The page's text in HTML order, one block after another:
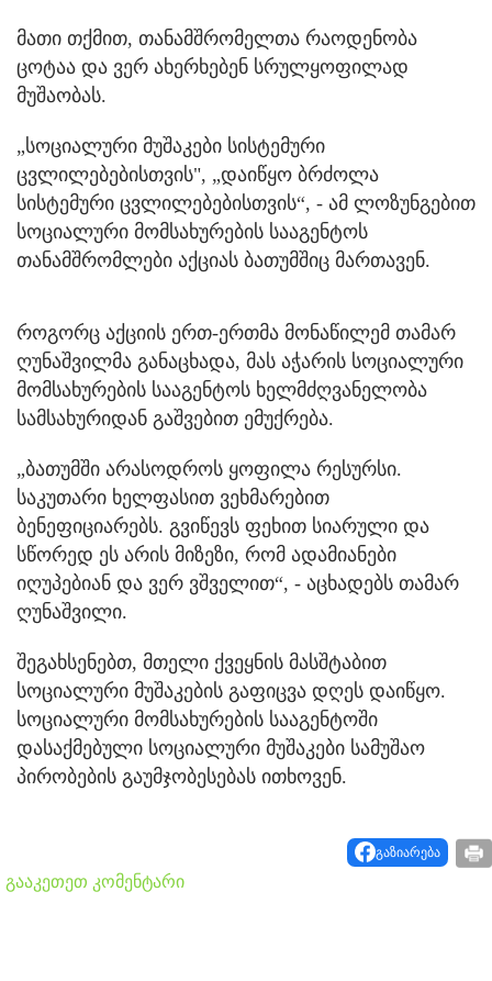
მათი თქმით, თანამშრომელთა რაოდენობა
ცოტაა და ვერ ახერხებენ სრულყოფილად
მუშაობას.
„სოციალური მუშაკები სისტემური
ცვლილებებისთვის", „დაიწყო ბრძოლა
სისტემური ცვლილებებისთვის“, - ამ ლოზუნგებით
სოციალური მომსახურების სააგენტოს
თანამშრომლები აქციას ბათუმშიც მართავენ.
როგორც აქციის ერთ-ერთმა მონაწილემ თამარ
ღუნაშვილმა განაცხადა, მას აჭარის სოციალური
მომსახურების სააგენტოს ხელმძღვანელობა
სამსახურიდან გაშვებით ემუქრება.
„ბათუმში არასოდროს ყოფილა რესურსი.
საკუთარი ხელფასით ვეხმარებით
ბენეფიციარებს. გვიწევს ფეხით სიარული და
სწორედ ეს არის მიზეზი, რომ ადამიანები
იღუპებიან და ვერ ვშველით“, - აცხადებს თამარ
ღუნაშვილი.
შეგახსენებთ, მთელი ქვეყნის მასშტაბით
სოციალური მუშაკების გაფიცვა დღეს დაიწყო.
სოციალური მომსახურების სააგენტოში
დასაქმებული სოციალური მუშაკები სამუშაო
პირობების გაუმჯობესებას ითხოვენ.
გაზიარება
გააკეთეთ კომენტარი